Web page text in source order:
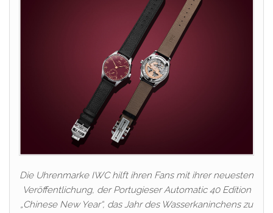
Die Uhrenmarke IWC hilft ihren Fans mit ihrer neuesten
Veröffentlichung, der Portugieser Automatic 40 Edition
„Chinese New Year“, das Jahr des Wasserkaninchens zu